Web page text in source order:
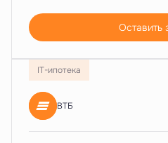
Оставить
IT-ипотека
ВТБ